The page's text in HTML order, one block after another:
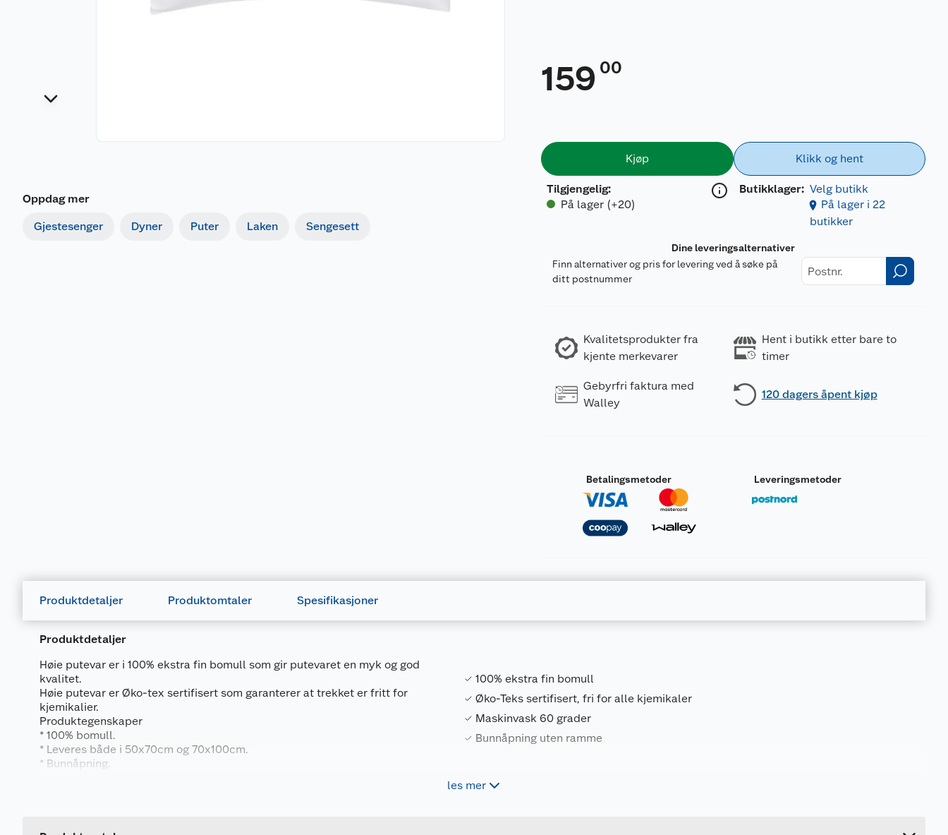
Oppdag mer
Gjestesenger Dyner Puter Laken Sengesett
159 00
Kjøp
Tilgjengelig:
På lager (+20)
Klikk og hent
Butikklager: Velg butikk
På lager i 22
butikker
Dine leveringsalternativer
Finn alternativer og pris for levering ved å søke på
ditt postnummer
Kvalitetsprodukter fra
kjente merkevarer
Hent i butikk etter bare to
timer
Gebyrfri faktura med
Walley
120 dagers åpent kjøp
Betalingsmetoder Leveringsmetoder
Produktdetaljer Produktomtaler Spesifikasjoner
Produktdetaljer
Høie putevar er i 100% ekstra fin bomull som gir putevaret en myk og god
kvalitet.
Høie putevar er Øko-tex sertifisert som garanterer at trekket er fritt for
kjemikalier.
Produktegenskaper
* 100% bomull.
* Leveres både i 50x70cm og 70x100cm.
* Bunnåpning.
100% ekstra fin bomull
Øko-Teks sertifisert, fri for alle kjemikaler
Maskinvask 60 grader
Bunnåpning uten ramme
les merForpakningsmål